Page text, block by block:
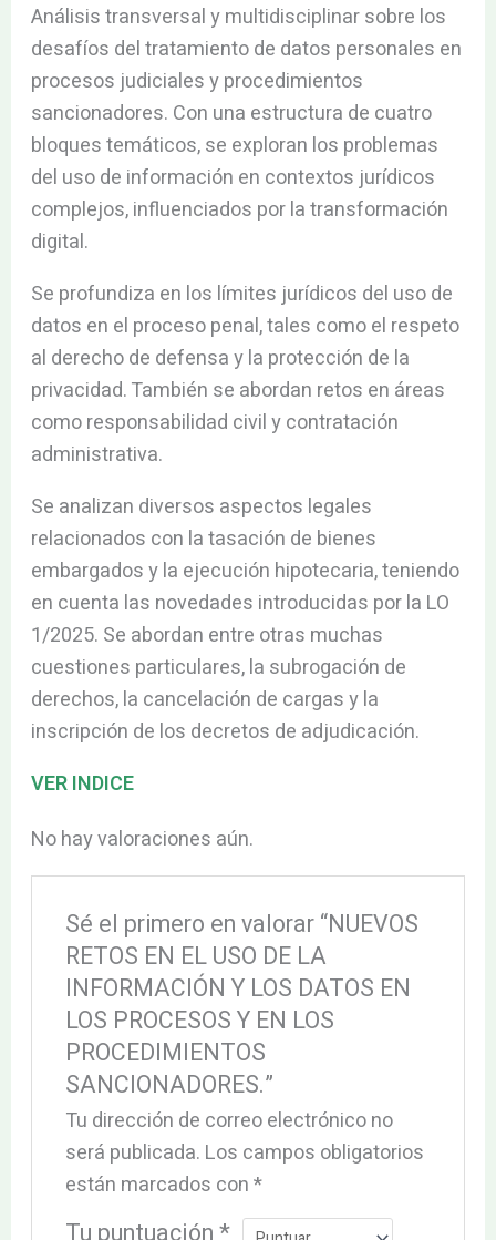
Análisis transversal y multidisciplinar sobre los
desafíos del tratamiento de datos personales en
procesos judiciales y procedimientos
sancionadores. Con una estructura de cuatro
bloques temáticos, se exploran los problemas
del uso de información en contextos jurídicos
complejos, influenciados por la transformación
digital.
Se profundiza en los límites jurídicos del uso de
datos en el proceso penal, tales como el respeto
al derecho de defensa y la protección de la
privacidad. También se abordan retos en áreas
como responsabilidad civil y contratación
administrativa.
Se analizan diversos aspectos legales
relacionados con la tasación de bienes
embargados y la ejecución hipotecaria, teniendo
en cuenta las novedades introducidas por la LO
1/2025. Se abordan entre otras muchas
cuestiones particulares, la subrogación de
derechos, la cancelación de cargas y la
inscripción de los decretos de adjudicación.
VER INDICE
No hay valoraciones aún.
Sé el primero en valorar “NUEVOS
RETOS EN EL USO DE LA
INFORMACIÓN Y LOS DATOS EN
LOS PROCESOS Y EN LOS
PROCEDIMIENTOS
SANCIONADORES.”
Tu dirección de correo electrónico no
será publicada. Los campos obligatorios
están marcados con*